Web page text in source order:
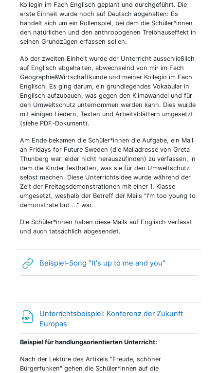
Kollegin im Fach Englisch geplant und durchgeführt. Die
erste Einheit wurde noch auf Deutsch abgehalten: Es
handelt sich um ein Rollenspiel, bei dem die Schüler*innen
den natürlichen und den anthropogenen Treibhauseffekt in
seinen Grundzügen erfassen sollen.
Ab der zweiten Einheit wurde der Unterricht ausschließlich
auf Englisch abgehalten, abwechselnd von mir im Fach
Geographie&Wirtschaftkunde und meiner Kollegin im Fach
Englisch. Es ging darum, ein grundlegendes Vokabular in
Englisch aufzubauen, was gegen den Klimawandel und für
den Umweltschutz unternommen werden kann. Dies wurde
mit einigen Liedern, Texten und Arbeitsblättern umgesetzt
(siehe PDF-Dokument).
Am Ende bekamen die Schüler*innen die Aufgabe, ein Mail
an Fridays for Future Sweden (die Mailadresse von Greta
Thunberg war leider nicht herauszufinden) zu verfassen, in
dem die Kinder festhalten, was sie für den Umweltschutz
selbst machen. Diese Unterrichtsidee wurde während der
Zeit der Freitagsdemonstrationen mit einer 1. Klasse
umgesetzt, weshalb der Betreff der Mails "I'm too young to
demonstrate but ..." war.
Die Schüler*innen haben diese Mails auf Englisch verfasst
und auch tatsächlich abgesendet.
Beispiel-Song "It's up to me and you"
Unterrichtsbeispiel: Konferenz der Zukunft
Europas
Beispiel für handlungsorientierten Unterricht:
Nach der Lektüre des Artikels "Freude, schöner
Bürgerfunken" gehen die Schüler*innen auf die